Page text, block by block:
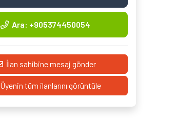
Ara: +905374450054
İlan sahibine mesaj gönder
Üyenin tüm ilanlarını görüntüle